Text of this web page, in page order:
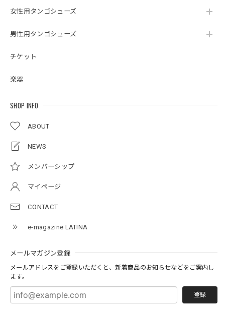
女性用タンゴシューズ
男性用タンゴシューズ
チケット
楽器
SHOP INFO
ABOUT
NEWS
メンバーシップ
マイページ
CONTACT
e-magazine LATINA
メールマガジン登録
メールアドレスをご登録いただくと、新着商品のお知らせなどをご案内し
ます。
登録